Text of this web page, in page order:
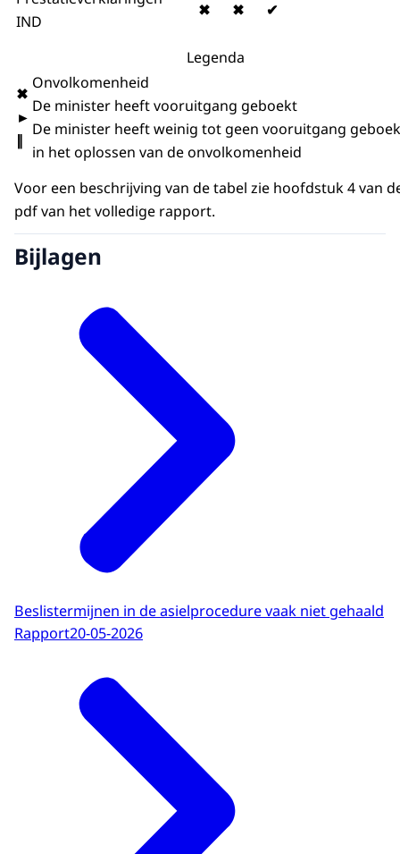
IND
✖ ✖ ✔
Legenda
✖
►
∥
Onvolkomenheid
De minister heeft vooruitgang geboekt
De minister heeft weinig tot geen vooruitgang
in het oplossen van de onvolkomenheid
Voor een beschrijving van de tabel zie hoofdstuk 4 van
pdf van het volledige rapport.
Bijlagen
Beslistermijnen in de asielprocedure vaak niet gehaald
Rapport20-05-2026